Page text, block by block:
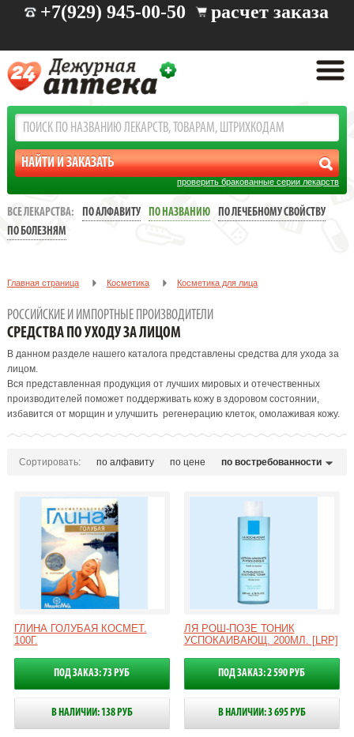
+7(929) 945-00-50 расчет заказа
проверить бракованные серии лекарств
ВСЕ ЛЕКАРСТВА: ПО АЛФАВИТУ ПО НАЗВАНИЮ
ПО ЛЕЧЕБНОМУ СВОЙСТВУ
ПО БОЛЕЗНЯМ
Главная страница Косметика Косметика для лица
РОССИЙСКИЕ И ИМПОРТНЫЕ ПРОИЗВОДИТЕЛИ
СРЕДСТВА ПО УХОДУ ЗА ЛИЦОМ
В данном разделе нашего каталога представлены средства для ухода за
лицом.
Вся представленная продукция от лучших мировых и отечественных
производителей поможет поддерживать кожу в здоровом состоянии,
избавится от морщин и улучшить регенерацию клеток, омолаживая кожу.
Сортировать: по алфавиту по цене по востребованности
ГЛИНА ГОЛУБАЯ КОСМЕТ.
100Г.
ПОД ЗАКАЗ: 73 РУБ
В НАЛИЧИИ: 138 РУБ
ЛЯ РОШ-ПОЗЕ ТОНИК
УСПОКАИВАЮЩ. 200МЛ. [LRP]
ПОД ЗАКАЗ: 2 590 РУБ
В НАЛИЧИИ: 3 695 РУБ